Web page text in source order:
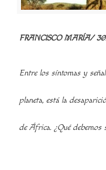
FRANCISCO MARÍA/
Entre los síntomas y
planeta, está la
de África. ¿Qué debemos